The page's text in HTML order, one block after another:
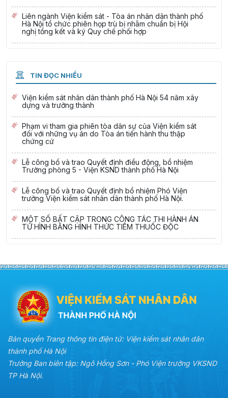
Liên ngành Viện kiểm sát - Tòa án nhân dân thành phố
Hà Nội tổ chức phiên họp trù bị nhằm chuẩn bị Hội
nghị tổng kết và ký Quy chế phối hợp
TIN ĐỌC NHIỀU
Viện kiểm sát nhân dân thành phố Hà Nội 54 năm xây
dựng và trưởng thành
Phạm vi tham gia phiên tòa dân sự của Viện kiểm sát
đối với những vụ án do Tòa án tiến hành thu thập
chứng cứ
Lễ công bố và trao Quyết định điều động, bổ nhiệm
Trưởng phòng 5 - Viện KSND thành phố Hà Nội
Lễ công bố và trao Quyết định bổ nhiệm Phó Viện
trưởng Viện kiểm sát nhân dân thành phố Hà Nội.
MỘT SỐ BẤT CẬP TRONG CÔNG TÁC THI HÀNH ÁN
TỬ HÌNH BẰNG HÌNH THỨC TIÊM THUỐC ĐỘC
Bản quyền Trang thông tin điện tử: Viện kiểm sát nhân dân
thành phố Hà Nội
Trưởng Ban biên tập: Ngô Hồng Sơn - Phó Viện trưởng VKSND
TP Hà Nội.